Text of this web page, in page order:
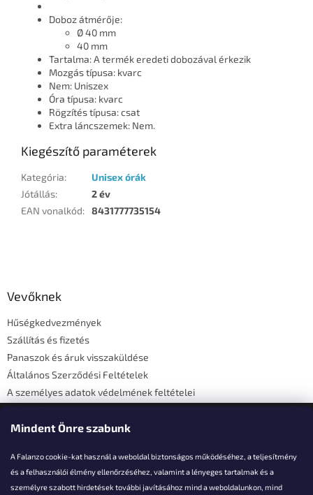
Mindent Önre szabunk
A Falanzo cookie-kat használ a weboldal biztonságos működéséhez, a teljesítmény
és a felhasználói élmény ellenőrzéséhez, valamint a lényeges tartalmak és a
személyre szabott hirdetések további javításához mind a weboldalunkon, mind
Doboz átmérője:
Ø 40 mm
40 mm
Tartalma: A termék eredeti dobozával érkezik
Mozgás típusa: kvarc
Nem: Uniszex
Óra típusa: kvarc
Rögzítés típusa: csat
Extra láncszemek: Nem.
Kiegészítő paraméterek
Kategória:
Unisex órák
Jótállás:
2 év
EAN vonalkód: 8431777735154
Vevőknek
Hűségkedvezmények
Szállítás és fizetés
Panaszok és áruk visszaküldése
Általános Szerződési Feltételek
A személyes adatok védelmének feltételei
Elérhetőségi adatok
Akarsz kérdezni valamit?